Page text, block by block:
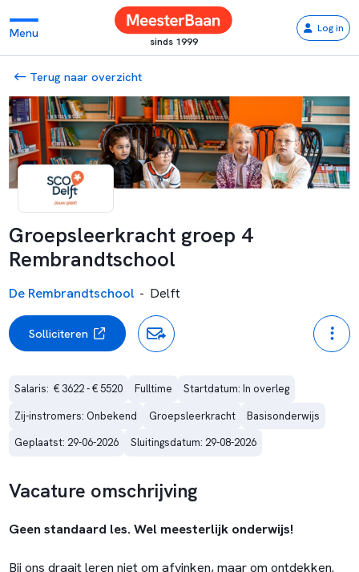
Menu
sinds 1999
Log in
Terug naar overzicht
Groepsleerkracht groep 4
Rembrandtschool
De Rembrandtschool - Delft
Solliciteren
Salaris:  € 3622 - € 5520 Fulltime
Startdatum: In overleg
Zij-instromers: Onbekend
Groepsleerkracht
Basisonderwijs
Geplaatst: 29-06-2026
Sluitingsdatum: 29-08-2026
Vacature omschrijving
Geen standaard les. Wel meesterlijk onderwijs!
Bij ons draait leren niet om afvinken, maar om ontdekken.